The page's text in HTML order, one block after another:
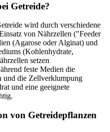
Getreide?
wird durch verschiedene
von Nährzellen ("Feeder
(Agarose oder Alginat) und
(Kohlenhydrate,
setzen
feste Medien die
und die Zellverklumpung
und eine geeignete
von Getreidepflanzen